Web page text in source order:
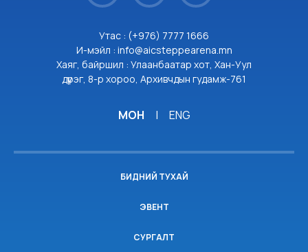
Утас : (+976) 7777 1666
И-мэйл : info@aicsteppearena.mn
Хаяг, байршил : Улаанбаатар хот, Хан-Уул
дүүрэг, 8-р хороо, Архивчдын гудамж-761
МОН | ENG
БИДНИЙ ТУХАЙ
ЭВЕНТ
СУРГАЛТ